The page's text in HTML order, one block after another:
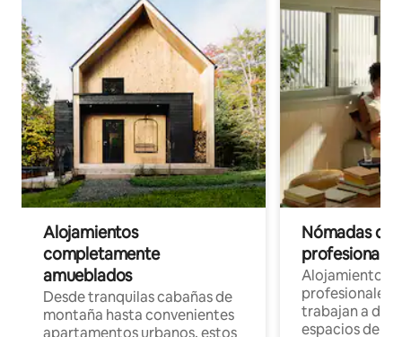
Alojamientos
completamente
amueblados
Desde tranquilas cabañas de
montaña hasta convenientes
Nómadas
Alojamientos
profesionales
trabajan a
espacios de